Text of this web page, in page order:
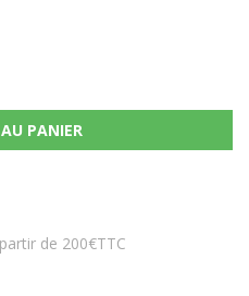
PANIER
de 200€TTC